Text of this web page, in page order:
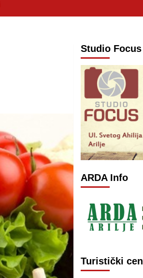
Studio Focus
ARDA Info
Turistički